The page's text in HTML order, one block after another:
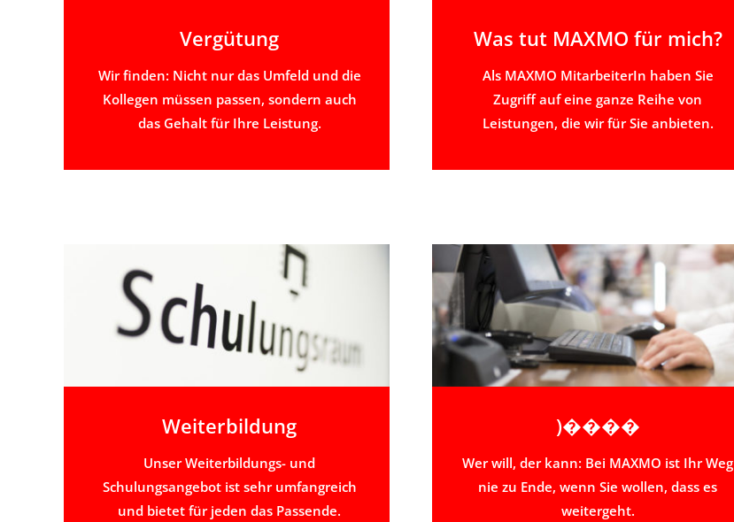
Vergütung
Wir finden: Nicht nur das Umfeld und die
Kollegen müssen passen, sondern auch
das Gehalt für Ihre Leistung.
Weiterbildung
Unser Weiterbildungs- und
Schulungsangebot ist sehr umfangreich
und bietet für jeden das Passende.
Was tut MAXMO für mich?
Als MAXMO MitarbeiterIn haben Sie
Zugriff auf eine ganze Reihe von
Leistungen, die wir für Sie anbieten.
)����
Wer will, der kann: Bei MAXMO ist Ihr Weg
nie zu Ende, wenn Sie wollen, dass es
weitergeht.